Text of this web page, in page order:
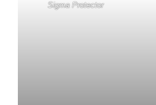
Sigma Protector